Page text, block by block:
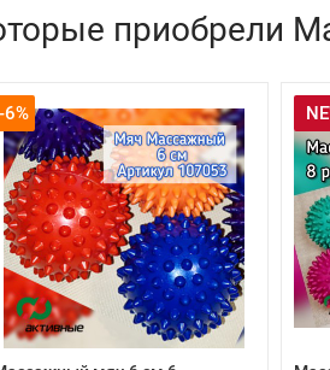
приобрели
-6%